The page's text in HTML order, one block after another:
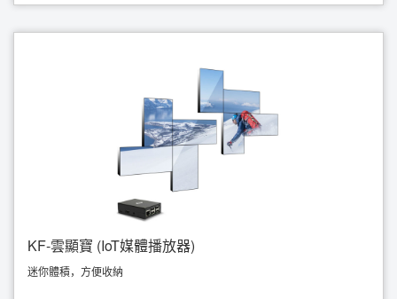
KF-雲顯寶 (IoT媒體播放器)
迷你體積，方便收納